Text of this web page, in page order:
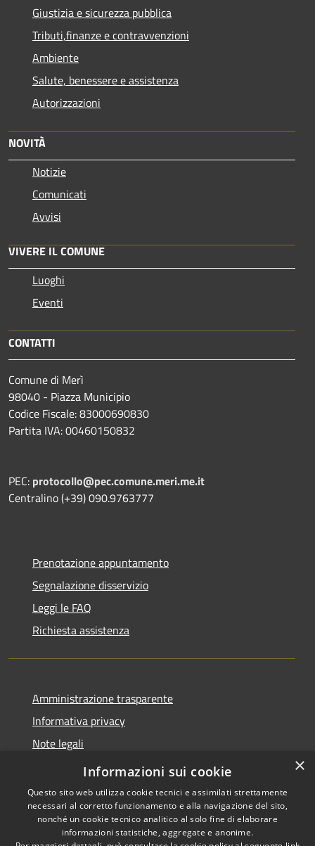
Giustizia e sicurezza pubblica
Tributi,finanze e contravvenzioni
Ambiente
Salute, benessere e assistenza
Autorizzazioni
NOVITÀ
Notizie
Comunicati
Avvisi
VIVERE IL COMUNE
Luoghi
Eventi
CONTATTI
Comune di Merì
98040 - Piazza Municipio
Codice Fiscale: 83000690830
Partita IVA: 00460150832
PEC: protocollo@pec.comune.meri.me.it
Centralino (+39) 090.9763777
Prenotazione appuntamento
Segnalazione disservizio
Leggi le FAQ
Richiesta assistenza
Amministrazione trasparente
Informativa privacy
Note legali
Dichiarazione di accessibilità
Copyright © 2026 • Comune di
×
Informazioni sui cookie
Questo sito web utilizza cookie tecnici e assimilati strettamente
necessari al corretto funzionamento e alla navigazione del sito,
nonché un cookie tecnico analitico al solo fine di elaborare
informazioni statistiche, aggregate e anonime.